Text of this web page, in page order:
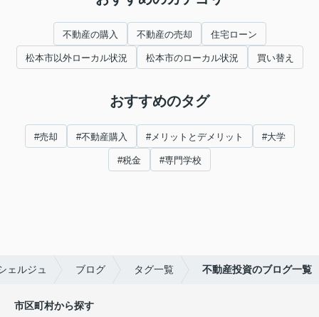
不動産の購入 不動産の売却 住宅ローン
松本市以外ローカル状況 松本市のローカル状況 買い替え
おすすめのタグ
#売却 #不動産購入 #メリットとデメリット #大学
#税金 #専門学校
ェルジュ ブログ タグ一覧 不動産投資のブログ一覧
市区町村から探す